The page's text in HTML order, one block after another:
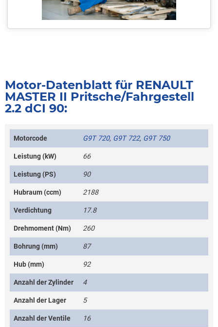
Motor-Datenblatt für RENAULT
MASTER II Pritsche/Fahrgestell
2.2 dCI 90:
Motorcode G9T 720, G9T 722, G9T 750
Leistung (kW) 66
Leistung (PS) 90
Hubraum (ccm) 2188
Verdichtung 17.8
Drehmoment (Nm) 260
Bohrung (mm) 87
Hub (mm) 92
Anzahl der Zylinder 4
Anzahl der Lager 5
Anzahl der Ventile 16